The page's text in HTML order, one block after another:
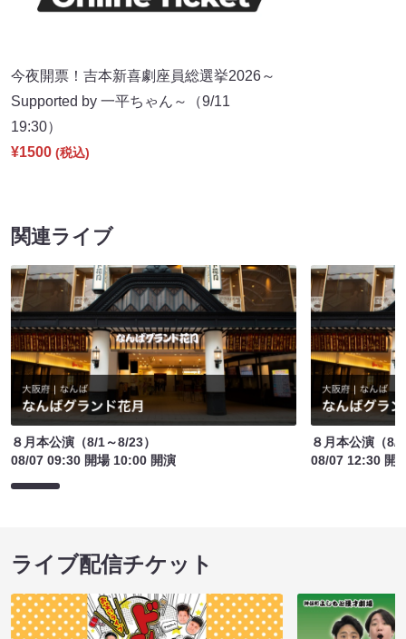
今夜開票！吉本新喜劇座員総選挙2026～
Supported by 一平ちゃん～（9/11
19:30）
¥1500 (税込)
関連ライブ
８月本公演（8/1～8/23）
08/07 09:30 開場 10:00 開演
８月本公演（8/
08/07 12:30 開
ライブ配信チケット